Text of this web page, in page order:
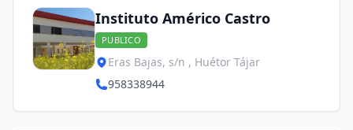
Instituto Américo Castro
PUBLICO
Eras Bajas, s/n , Huétor Tájar
958338944